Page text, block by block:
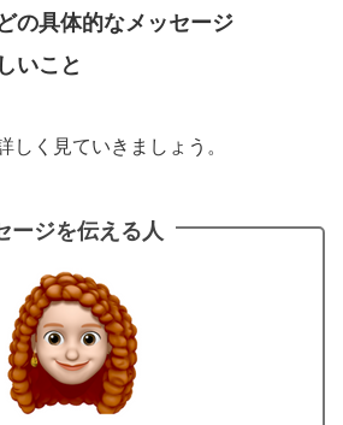
の具体的なメッセージ
いこと
しく見ていきましょう。
ージを伝える人